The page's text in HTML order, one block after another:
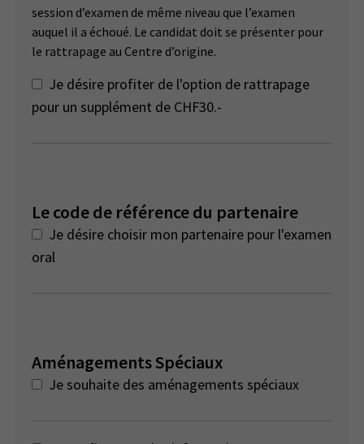
session d’examen de même niveau que l’examen
auquel il a échoué. Le candidat doit se présenter pour
le rattrapage au Centre d’origine.
Je désire profiter de l'option de rattrapage
pour un supplément de CHF30.-
Le code de référence du partenaire
Je désire choisir mon partenaire pour l'examen
oral
Aménagements Spéciaux
Je souhaite des aménagements spéciaux